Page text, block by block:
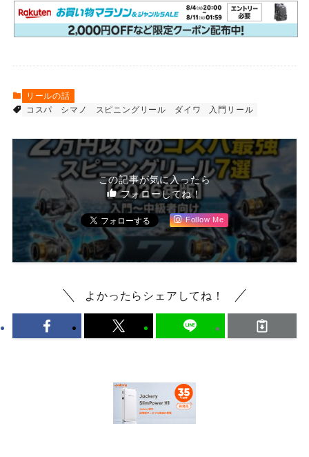
リールの話
コスパ
シマノ スピニングリール ダイワ 入門リール
この記事が気に入ったら
フォローしてね！
Follow Me
よかったらシェアしてね！